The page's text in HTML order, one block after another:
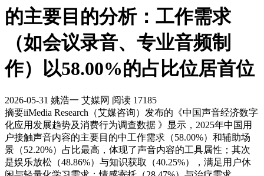
的主要目的分析：工作需求
（如会议录音、专业音频制
作）以58.00%的占比位居首位
2026-05-31 姚浩一 艾媒网 阅读 17185
摘要iiMedia Research（艾媒咨询）发布的《中国声音经济数字
化应用发展趋势及消费行为调查数据 》显示，2025年中国用
户接触声音内容的主要目的中工作需求（58.00%）和辅助场
景（52.20%）占比最高，体现了声音内容的工具属性；其次
是娱乐放松（48.86%）与知识获取（40.25%），满足用户休